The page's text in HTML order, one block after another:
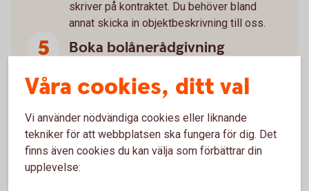
skriver på kontraktet. Du behöver bland
annat skicka in objektbeskrivning till oss.
Boka bolånerådgivning
ställning till. Boka gärna en bolånerådgivning
tänka på kring din nya bostad som till
exempel kreditupplägg, försäkringar och
sparande.
Våra cookies, ditt val
Vi använder nödvändiga cookies eller liknande
tekniker för att webbplatsen ska fungera för dig. Det
finns även cookies du kan välja som förbättrar din
upplevelse: